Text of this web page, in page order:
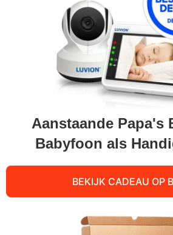
Aanstaande Papa's
Babyfoon als
BEKIJK CADEAU OP